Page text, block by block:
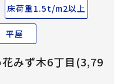
床荷重1.5t/m2以上
平屋
みず木6丁目(3,79